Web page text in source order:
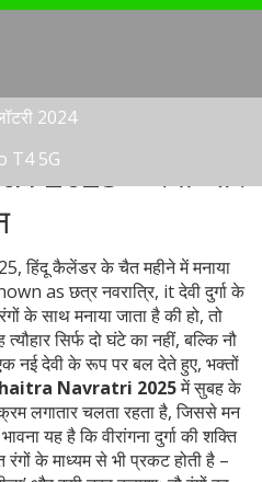
2024
T4 5G
2025 – रंगों और
,हिंदू कैलेंडर के चैत महीने में मनाया
asछत्र नवरात्रि, itदेवी दुर्गा के
के साथ मनाया जाता हैकी हो, तो
सिर्फ दो घंटे का नहीं, बल्कि नौ
नई देवी के रूप पर बल देते हुए, भक्तों
Navratri 2025में सुबह के
लगातार चलता रहता है, जिससे मन
यह है कि वीरांगना दुर्गा की शक्ति
के माध्यम से भी प्रकट होती है –